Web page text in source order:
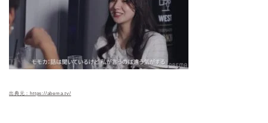
出典元：https://abema.tv/